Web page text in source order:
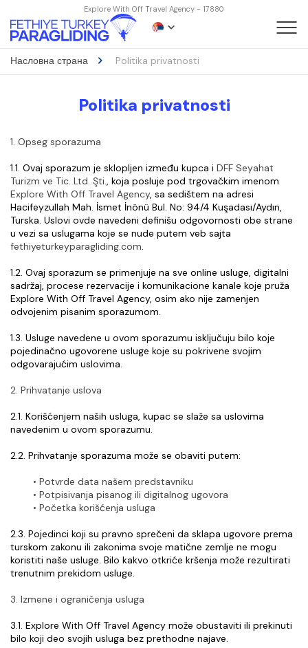
Explore With Off Travel Agency - 17880
Насловна страна Politika privatnosti
Politika privatnosti
1. Opseg sporazuma
1.1. Ovaj sporazum je sklopljen između kupca i DFF Seyahat
Turizm ve Tic. Ltd. Şti.
Explore With Off Travel Agency, sa sedištem na adresi
Hacifeyzullah Mah. İsmet İnönü Bul. No: 94/4 Kuşadası/Aydın,
Turska. Uslovi ovde navedeni definišu odgovornosti obe strane
fethiyeturkeyparagliding.com.
1.2. Ovaj sporazum se primenjuje na sve online usluge, digitalni
sadržaj, procese rezervacije i komunikacione kanale koje pruža
Explore With Off Travel Agency, osim ako nije zamenjen
odvojenim pisanim sporazumom.
1.3. Usluge navedene u ovom sporazumu isključuju bilo koje
pojedinačno ugovorene usluge koje su pokrivene svojim
odgovarajućim uslovima.
2. Prihvatanje uslova
2.1. Korišćenjem naših usluga, kupac se slaže sa uslovima
navedenim u ovom sporazumu.
2.2. Prihvatanje sporazuma može se obaviti putem:
Potvrde data našem predstavniku
Potpisivanja pisanog ili digitalnog ugovora
Početka korišćenja usluga
2.3. Pojedinci koji su pravno sprečeni da sklapa ugovore prema
turskom zakonu ili zakonima svoje matične zemlje ne mogu
koristiti naše usluge. Bilo kakvo otkriće kršenja može rezultirati
trenutnim prekidom usluge.
3. Izmene i ograničenja usluga
3.1. Explore With Off Travel Agency može obustaviti ili prekinuti
bilo koji deo svojih usluga bez prethodne najave.